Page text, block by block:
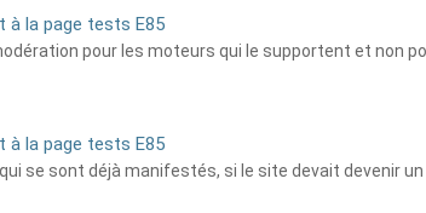
à la page tests E85
pour les moteurs qui le supportent et non
à la page tests E85
se sont déjà manifestés, si le site devait devenir un